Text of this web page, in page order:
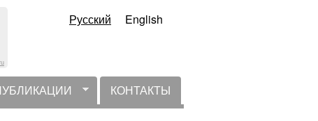
Русский English
КОНТАКТЫ